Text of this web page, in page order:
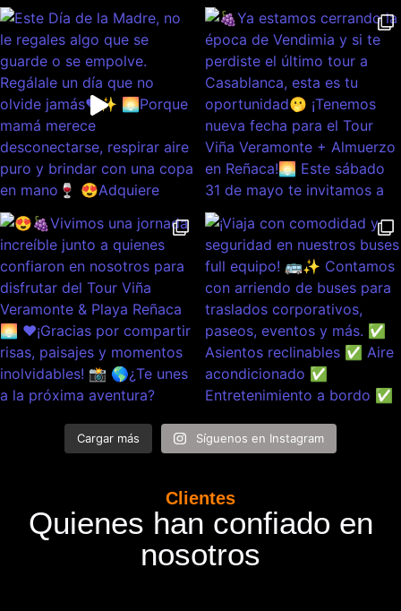
Cargar más Síguenos en Instagram
Clientes
Quienes han confiado en
nosotros